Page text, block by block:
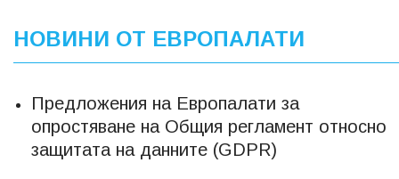
НОВИНИ ОТ ЕВРОПАЛАТИ
Предложения на Европалати за
опростяване на Общия регламент относно
защитата на данните (GDPR)